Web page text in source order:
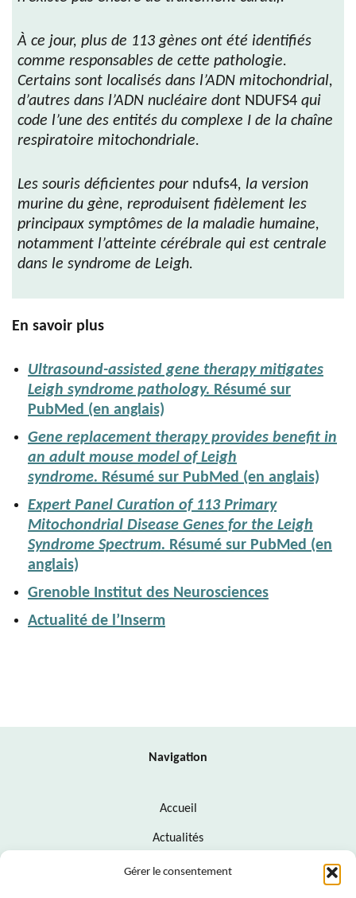
Gérer le consentement
À ce jour, plus de 113 gènes ont été identifiés
comme responsables de cette pathologie.
Certains sont localisés dans l’ADN mitochondrial,
d’autres dans l’ADN nucléaire dont NDUFS4qui
code l’une des entités du complexe I de la chaîne
respiratoire mitochondriale.
Les souris déficientes pour ndufs4, la version
murine du gène, reproduisent fidèlement les
principaux symptômes de la maladie humaine,
notamment l’atteinte cérébrale qui est centrale
dans le syndrome de Leigh.
En savoir plus
Ultrasound-assisted gene therapy mitigates
Leigh syndrome pathology. Résumé sur
PubMed (en anglais)
Gene replacement therapy provides benefit in
an adult mouse model of Leigh
syndrome. Résumé sur PubMed (en anglais)
Expert Panel Curation of 113 Primary
Mitochondrial Disease Genes for the Leigh
Syndrome Spectrum. Résumé sur PubMed (en
anglais)
Grenoble Institut des Neurosciences
Actualité de l’Inserm
Navigation
Accueil
Actualités
Contact